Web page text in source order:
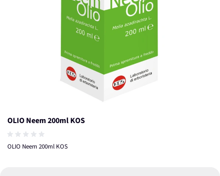
OLIO Neem 200ml KOS
OLIO Neem 200ml KOS